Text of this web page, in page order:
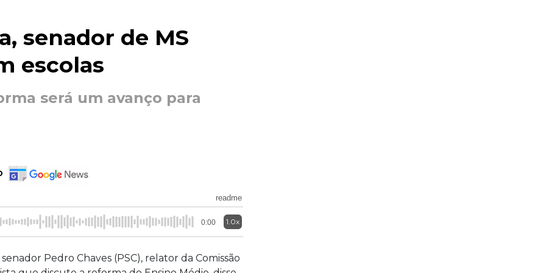
senador de MS
escolas
será um avanço para
readme
0:00 1.0x
Pedro Chaves (PSC), relator da Comissão